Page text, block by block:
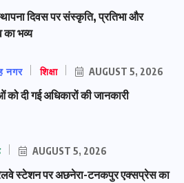
दिवस पर संस्कृति, प्रतिभा और
का भव्य
नगर शिक्षा AUGUST 5, 2026
को दी गई अधिकारों की जानकारी
AUGUST 5, 2026
स्टेशन पर अछनेरा-टनकपुर एक्सप्रेस का